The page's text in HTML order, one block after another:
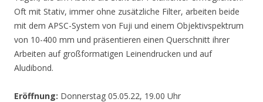
Oft mit Stativ, immer ohne zusätzliche Filter, arbeiten beide
mit dem APSC-System von Fuji und einem Objektivspektrum
von 10-400 mm und präsentieren einen Querschnitt ihrer
Arbeiten auf großformatigen Leinendrucken und auf
Aludibond.
Eröffnung: Donnerstag 05.05.22, 19.00 Uhr